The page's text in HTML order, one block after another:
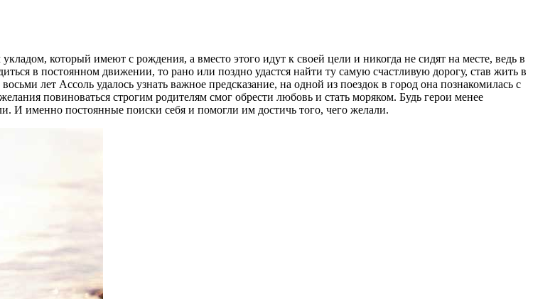
который имеют с рождения, а вместо этого идут к своей цели и никогда не сидят на месте, ведь в
в постоянном движении, то рано или поздно удастся найти ту самую счастливую дорогу, став жить в
лет Ассоль удалось узнать важное предсказание, на одной из поездок в город она познакомилась с
повиноваться строгим родителям смог обрести любовь и стать моряком. Будь герои менее
И именно постоянные поиски себя и помогли им достичь того, чего желали.